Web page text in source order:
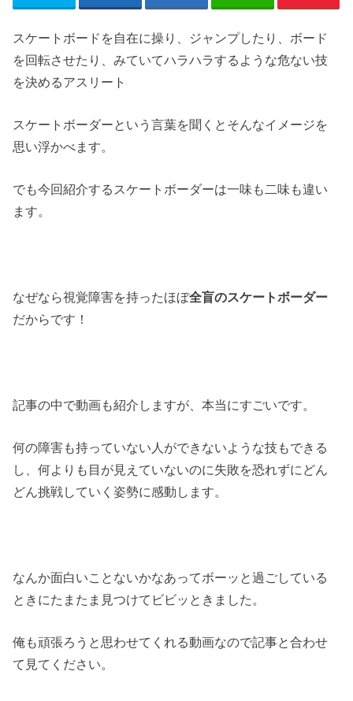
スケートボードを自在に操り、ジャンプしたり、ボード
を回転させたり、みていてハラハラするような危ない技
を決めるアスリート
スケートボーダーという言葉を聞くとそんなイメージを
思い浮かべます。
でも今回紹介するスケートボーダーは一味も二味も違い
ます。
なぜなら視覚障害を持ったほぼ全盲のスケートボーダー
だからです！
記事の中で動画も紹介しますが、本当にすごいです。
何の障害も持っていない人ができないような技もできる
し、何よりも目が見えていないのに失敗を恐れずにどん
どん挑戦していく姿勢に感動します。
なんか面白いことないかなあってボーッと過ごしている
ときにたまたま見つけてビビッときました。
俺も頑張ろうと思わせてくれる動画なので記事と合わせ
て見てください。